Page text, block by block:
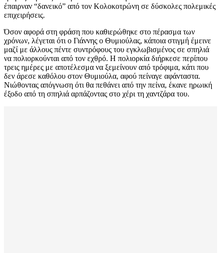
έπαιρναν “δανεικό” από τον Κολοκοτρώνη σε δύσκολες πολεμικές
επιχειρήσεις.
Όσον αφορά στη φράση που καθιερώθηκε στο πέρασμα των
χρόνων, λέγεται ότι ο Γιάννης ο Θυμιούλας, κάποια στιγμή έμεινε
μαζί με άλλους πέντε συντρόφους του εγκλωβισμένος σε σπηλιά
να πολιορκούνται από τον εχθρό. Η πολιορκία διήρκεσε περίπου
τρεις ημέρες με αποτέλεσμα να ξεμείνουν από τρόφιμα, κάτι που
δεν άρεσε καθόλου στον Θυμιούλα, αφού πείναγε αφάνταστα.
Νιώθοντας απόγνωση ότι θα πεθάνει από την πείνα, έκανε ηρωική
έξοδο από τη σπηλιά αρπάζοντας στο χέρι τη χαντζάρα του.